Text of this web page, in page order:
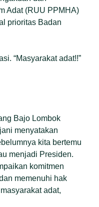
Adat (RUU PPMHA)
prioritas Badan
“Masyarakat adat!!”
Bajo Lombok
menyatakan
kita bertemu
menjadi Presiden.
komitmen
memenuhi hak
adat,